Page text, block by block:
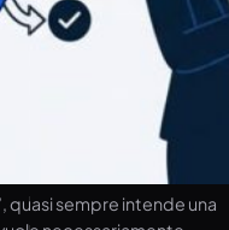
quasi sempre intende una